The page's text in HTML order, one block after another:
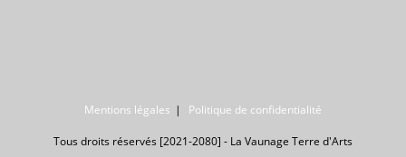
Mentions légales Politique de confidentialité
Tous droits réservés [2021-2080] - La Vaunage Terre d'Arts